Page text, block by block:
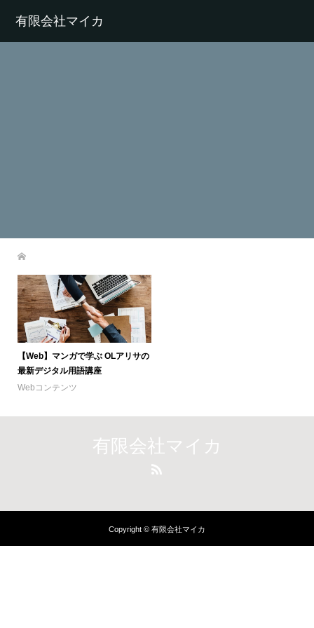
有限会社マイカ
【Web】マンガで学ぶ OLアリサの
最新デジタル用語講座
Webコンテンツ
有限会社マイカ
Copyright © 有限会社マイカ